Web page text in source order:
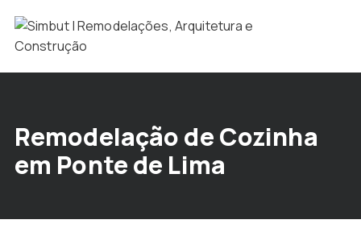
Remodelação de Cozinha
em Ponte de Lima